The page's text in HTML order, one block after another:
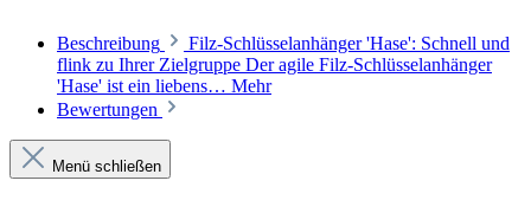
Beschreibung
Filz-Schlüsselanhänger 'Hase': Schnell und
flink zu Ihrer Zielgruppe Der agile Filz-Schlüsselanhänger
'Hase' ist ein liebens… Mehr
Bewertungen
Menü schließen